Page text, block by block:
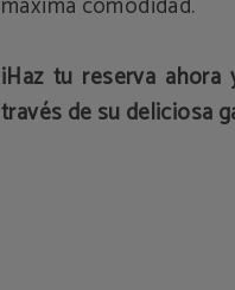
¡Haz tu reserva
través de su deliciosa